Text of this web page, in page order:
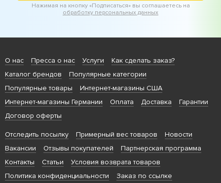
Нажимая на кнопку «Подписаться» вы соглашаетесь на
обработку персональных данных
О нас Пресса о нас Услуги
Как сделать заказ?
Каталог брендов
Популярные категории
Популярные товары
Интернет-магазины США
Интернет-магазины Германии
Оплата Доставка
Гарантии
Договор оферты
Отследить посылку Примерный вес товаров
Новости
Вакансии
Отзывы покупателей
Партнерская программа
Контакты
Статьи
Условия возврата товаров
Политика конфиденциальности
Заказ по ссылке